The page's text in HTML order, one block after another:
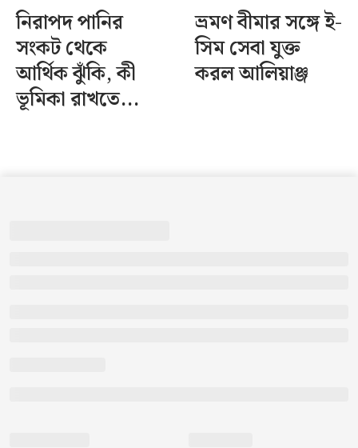
নিরাপদ পানির
সংকট থেকে
আর্থিক ঝুঁকি, কী
ভূমিকা রাখতে...
ভ্রমণ বীমার সঙ্গে ই-
সিম সেবা যুক্ত
করল আলিয়াঞ্জ